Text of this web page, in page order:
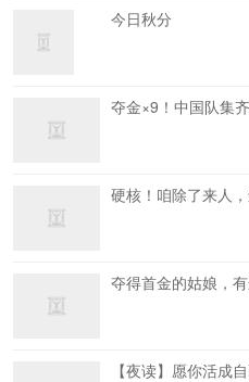
今日秋分
夺金×9！中国队集
硬核！咱除了来人
夺得首金的姑娘，
【夜读】愿你活成